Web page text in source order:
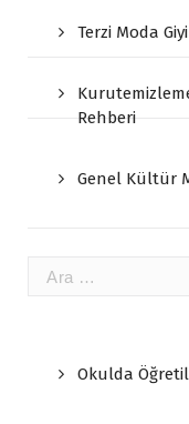
Terzi Moda
Rehberi
Genel Kültür
Arama:
Okulda